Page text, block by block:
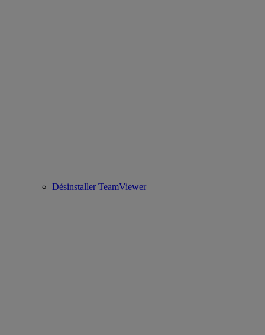
Désinstaller TeamViewer